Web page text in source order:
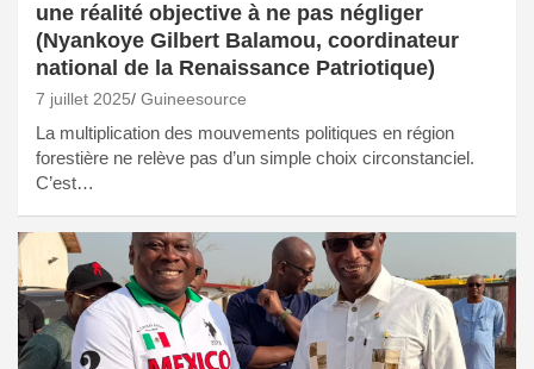
une réalité objective à ne pas négliger
(Nyankoye Gilbert Balamou, coordinateur
national de la Renaissance Patriotique)
7 juillet 2025 Guineesource
La multiplication des mouvements politiques en région
forestière ne relève pas d’un simple choix circonstanciel.
C’est…